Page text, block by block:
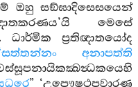
ඔහු සඞ්ඝාදිසෙසයෙන්
මෙසේ
ප්‍රතිඥාතයෝද
අනාපත්ති
” ‘උපෞෂථපවාරණ